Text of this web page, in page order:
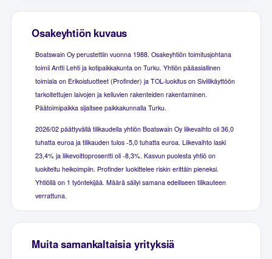
Osakeyhtiön kuvaus
Boatswain Oy perustettiin vuonna 1988. Osakeyhtiön toimitusjohtana
toimii Antti Lehti ja kotipaikkakunta on Turku. Yhtiön pääasiallinen
toimiala on Erikoistuotteet (Profinder) ja TOL-luokitus on Siviilikäyttöön
tarkoitettujen laivojen ja kelluvien rakenteiden rakentaminen.
Päätoimipaikka sijaitsee paikkakunnalla Turku.
2026/02 päättyvällä tilikaudella yhtiön Boatswain Oy liikevaihto oli 36,0
tuhatta euroa ja tilikauden tulos -5,0 tuhatta euroa. Liikevaihto laski
23,4% ja liikevoittoprosentti oli -8,3%. Kasvun puolesta yhtiö on
luokiteltu heikoimpiin. Profinder luokittelee riskin erittäin pieneksi.
Yhtiöllä on 1 työntekijää. Määrä säilyi samana edelliseen tilikauteen
verrattuna.
Muita samankaltaisia yrityksiä